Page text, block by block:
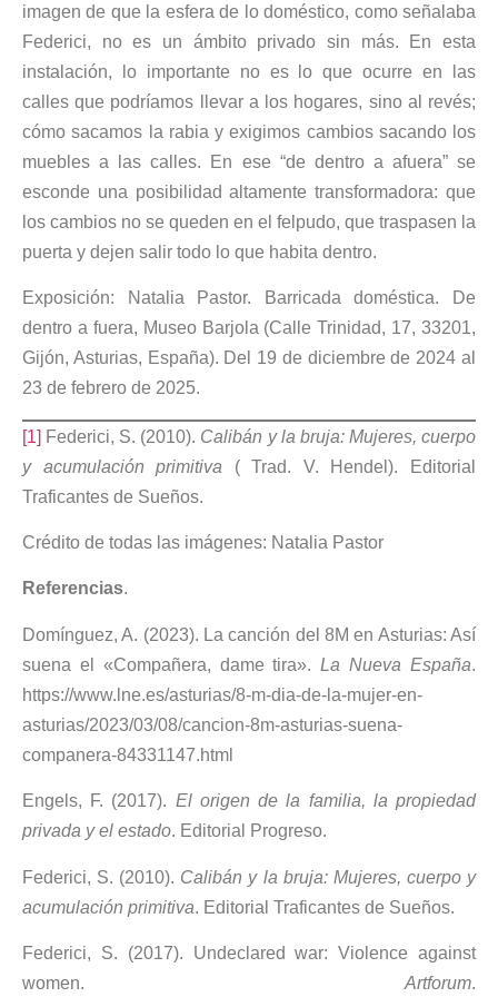
imagen de que la esfera de lo doméstico, como señalaba
Federici, no es un ámbito privado sin más. En esta
instalación, lo importante no es lo que ocurre en las
calles que podríamos llevar a los hogares, sino al revés;
cómo sacamos la rabia y exigimos cambios sacando los
muebles a las calles. En ese “de dentro a afuera” se
esconde una posibilidad altamente transformadora: que
los cambios no se queden en el felpudo, que traspasen la
puerta y dejen salir todo lo que habita dentro.
Exposición: Natalia Pastor. Barricada doméstica. De
dentro a fuera, Museo Barjola (Calle Trinidad, 17, 33201,
Gijón, Asturias, España). Del 19 de diciembre de 2024 al
23 de febrero de 2025.
[1] Federici, S. (2010). Calibán y la bruja: Mujeres, cuerpo
y acumulación primitiva ( Trad. V. Hendel). Editorial
Traficantes de Sueños.
Crédito de todas las imágenes: Natalia Pastor
Referencias.
Domínguez, A. (2023). La canción del 8M en Asturias: Así
suena el «Compañera, dame tira».La Nueva España.
https://www.lne.es/asturias/8-m-dia-de-la-mujer-en-
asturias/2023/03/08/cancion-8m-asturias-suena-
companera-84331147.html
Engels, F. (2017). El origen de la familia, la propiedad
privada y el estado. Editorial Progreso.
Federici, S. (2010). Calibán y la bruja: Mujeres, cuerpo y
acumulación primitiva. Editorial Traficantes de Sueños.
Federici, S. (2017). Undeclared war: Violence against
women. Artforum.